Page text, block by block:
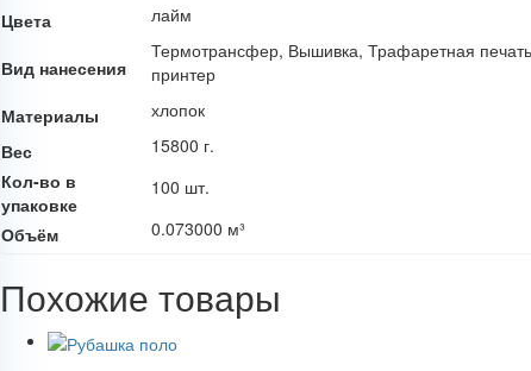
Цвета лайм
Вид нанесения
Термотрансфер, Вышивка, Трафаретная
принтер
Материалы
хлопок
Вес
15800 г.
Кол-во в
упаковке
100 шт.
Объём
0.073000 м³
Похожие товары